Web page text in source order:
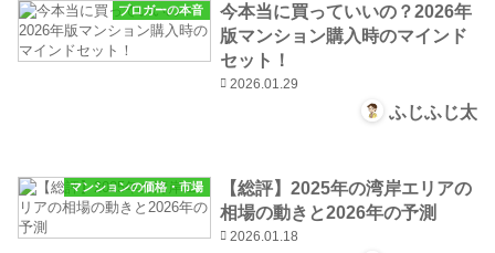
ブロガーの本音
今本当に買っていいの？2026年
版マンション購入時のマインド
セット！
2026.01.29
ふじふじ太
マンションの価格・市場
【総評】2025年の湾岸エリアの
相場の動きと2026年の予測
2026.01.18